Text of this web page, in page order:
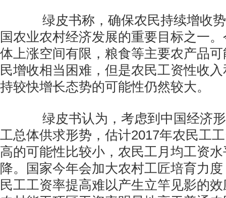
绿皮书称，确保农民持续增收势
国农业农村经济发展的重要目标之一
体上涨空间有限，粮食等主要农产品
民增收相当困难，但是农民工资性收
持较快增长态势的可能性仍然较大。
绿皮书认为，考虑到中国经济形
工总体供求形势，估计2017年农民工
高的可能性比较小，农民工月均工资
降。国家今年会加大农村工匠培育力
民工工资率提高难以产生立竿见影的